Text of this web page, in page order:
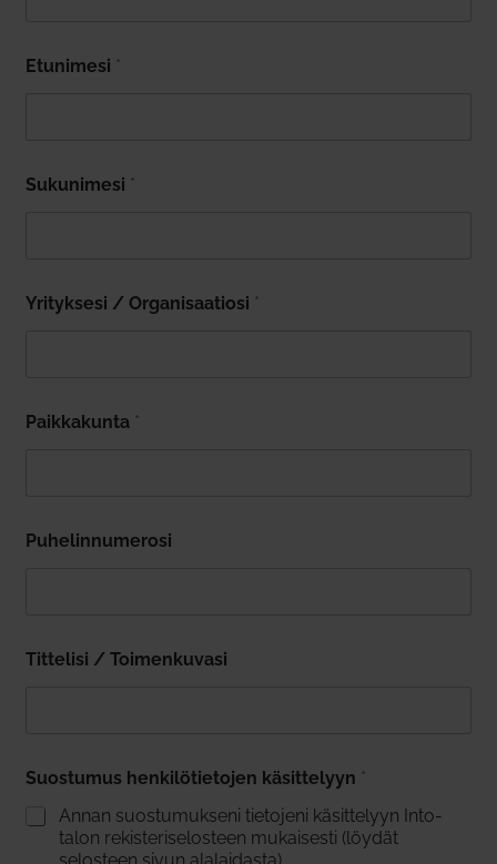
Etu­nimesi *
Suku­nimesi *
Yri­tyksesi / Orga­ni­saa­tiosi *
Paik­ka­kunta *
Puhe­lin­nu­merosi
Tit­telisi / Toi­men­kuvasi
Suos­tumus hen­ki­lö­tie­tojen käsit­telyyn *
Annan suos­tu­mukseni tie­tojeni käsit­telyyn Into­
talon rekis­te­ri­se­losteen mukai­sesti (löydät